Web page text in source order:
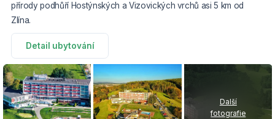
přírody podhůří Hostýnských a Vizovických vrchů asi 5 km od
Zlína.
Detail ubytování
Další
fotografie